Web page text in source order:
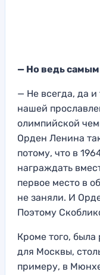
— Но ведь
— Не всегда, да и
нашей
олимпийской
Орден Ленина
потому, что в
награждать
первое место в
не заняли. И
Поэтому
Кроме того, была
для Москвы,
примеру, в